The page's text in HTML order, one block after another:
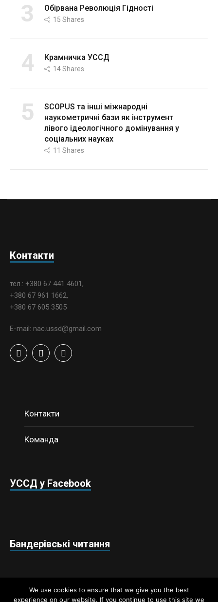
3 Обірвана Революція Гідності
15 Shares
4 Крамничка УССД
14Shares
5
SCOPUS та інші міжнародні
наукометричні бази як інструмент
лівого ідеологічного домінування у
соціальних науках
11 Shares
Контакти
тел.: +380 67 441 4601,
+380 67 961 1662,
+380 67 605 3505
E-mail: nac.ussd@gmail.com
Контакти
Команда
УССД у Facebook
Бандерівські читання
We use cookies to ensure that we give you the best
experience on our website. If you continue to use this site we